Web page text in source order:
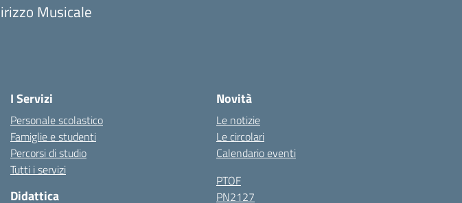
Musicale
I Servizi
Personale scolastico
Famiglie e studenti
Percorsi di studio
Tutti i servizi
Didattica
Novità
Le notizie
Le circolari
Calendario eventi
PTOF
PN2127